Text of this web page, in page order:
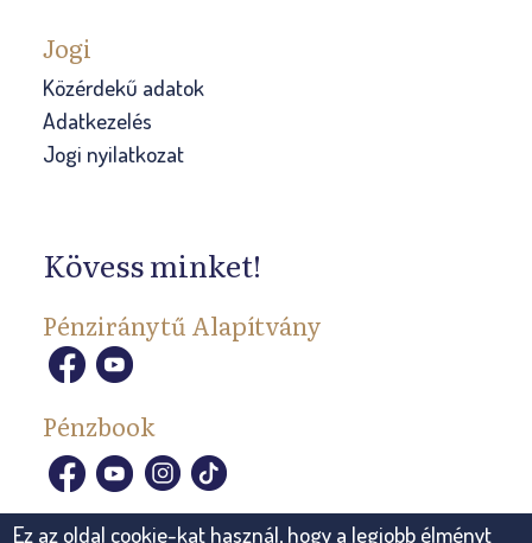
Jogi
Közérdekű adatok
Adatkezelés
Jogi nyilatkozat
Kövess minket!
Pénziránytű Alapítvány
Pénzbook
Ez az oldal cookie-kat használ, hogy a legjobb élményt